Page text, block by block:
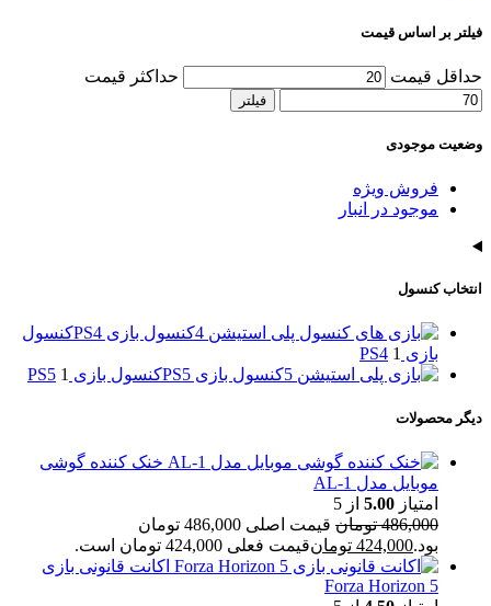
فیلتر بر اساس قیمت
حداقل قیمت حداکثر قیمت
فیلتر
وضعیت موجودی
فروش ویژه
موجود در انبار
انتخاب کنسول
کنسول بازی PS4
کنسول
بازی PS4 1
کنسول بازی PS5
کنسول بازی PS5 1
دیگر محصولات
خنک کننده گوشی
موبایل مدل AL-1
امتیاز 5.00 از 5
486,000 تومان
قیمت اصلی 486,000 تومان
بود.424,000 تومانقیمت فعلی 424,000 تومان است.
اکانت قانونی بازی
Forza Horizon 5